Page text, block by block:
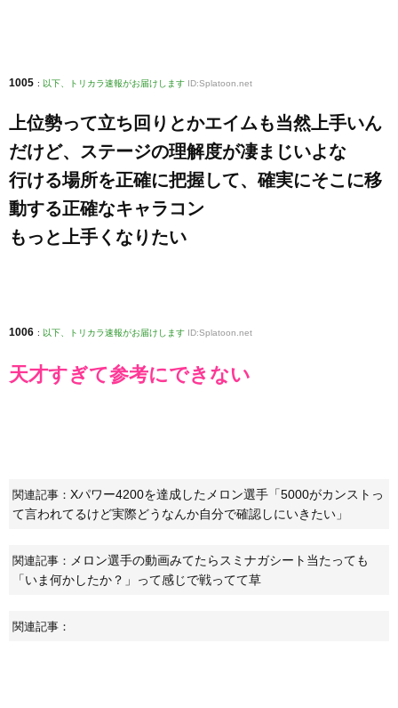
1005 : 以下、トリカラ速報がお届けします ID:Splatoon.net
上位勢って立ち回りとかエイムも当然上手いん
だけど、ステージの理解度が凄まじいよな
行ける場所を正確に把握して、確実にそこに移
動する正確なキャラコン
もっと上手くなりたい
1006 : 以下、トリカラ速報がお届けします ID:Splatoon.net
天才すぎて参考にできない
関連記事： Xパワー4200を達成したメロン選手「5000がカンストっ
て言われてるけど実際どうなんか自分で確認しにいきたい」
関連記事： メロン選手の動画みてたらスミナガシート当たっても
「いま何かしたか？」って感じで戦ってて草
関連記事：